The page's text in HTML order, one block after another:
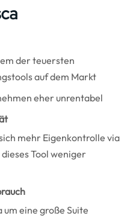
der teuersten
auf dem Markt
eher unrentabel
mehr Eigenkontrolle via
Tool weniger
um eine große Suite